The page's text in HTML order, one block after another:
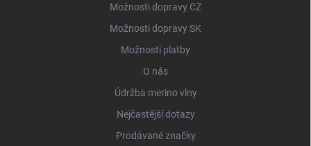
Možnosti dopravy CZ
Možnosti dopravy SK
Možnosti platby
O nás
Údržba merino vlny
Nejčastější dotazy
Prodávané značky